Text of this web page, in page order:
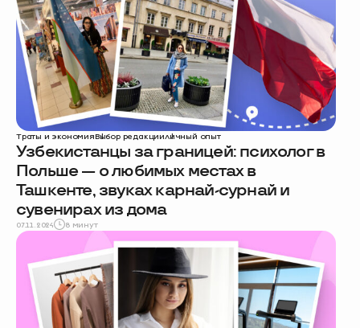
Траты и экономияВыбор редакцииличный опыт
Узбекистанцы за границей: психолог в
Польше — о любимых местах в
Ташкенте, звуках карнай-сурнай и
сувенирах из дома
07.11.2024 8 минут